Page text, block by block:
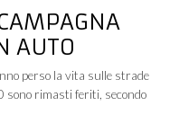
AUTO
perso la vita sulle strade
sono rimasti feriti, secondo